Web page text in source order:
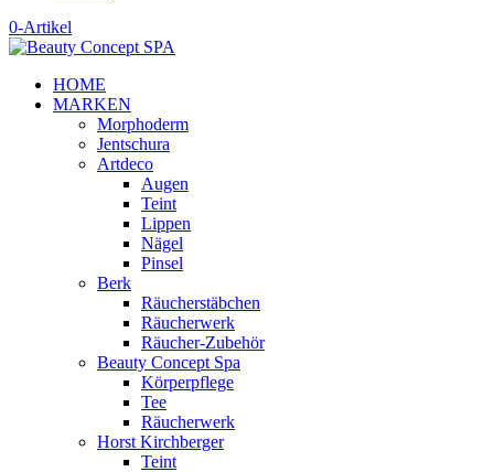
0-Artikel
HOME
MARKEN
Morphoderm
Jentschura
Artdeco
Augen
Teint
Lippen
Nägel
Pinsel
Berk
Räucherstäbchen
Räucherwerk
Räucher-Zubehör
Beauty Concept Spa
Körperpflege
Tee
Räucherwerk
Horst Kirchberger
Teint